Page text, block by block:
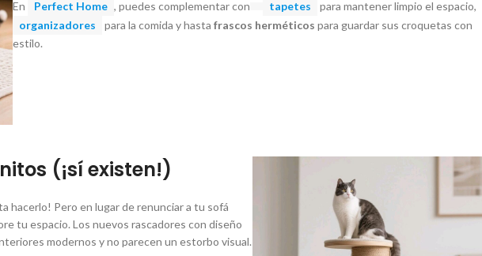
En Perfect Home , puedes complementar con tapetes
para mantener limpio el espacio,
organizadores
para la comida y hasta frascos herméticos para guardar sus croquetas con
estilo.
(¡sí existen!)
hacerlo! Pero en lugar de renunciar a tu sofá
tu espacio. Los nuevos rascadores con diseño
modernos y no parecen un estorbo visual.